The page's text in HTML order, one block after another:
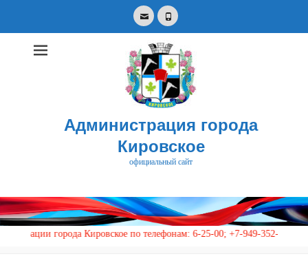
EmailPhone
Администрация города
Кировское
официальный сайт
for:
Кировское по телефонам: 6-25-00; +7-949-352-87-40, 113